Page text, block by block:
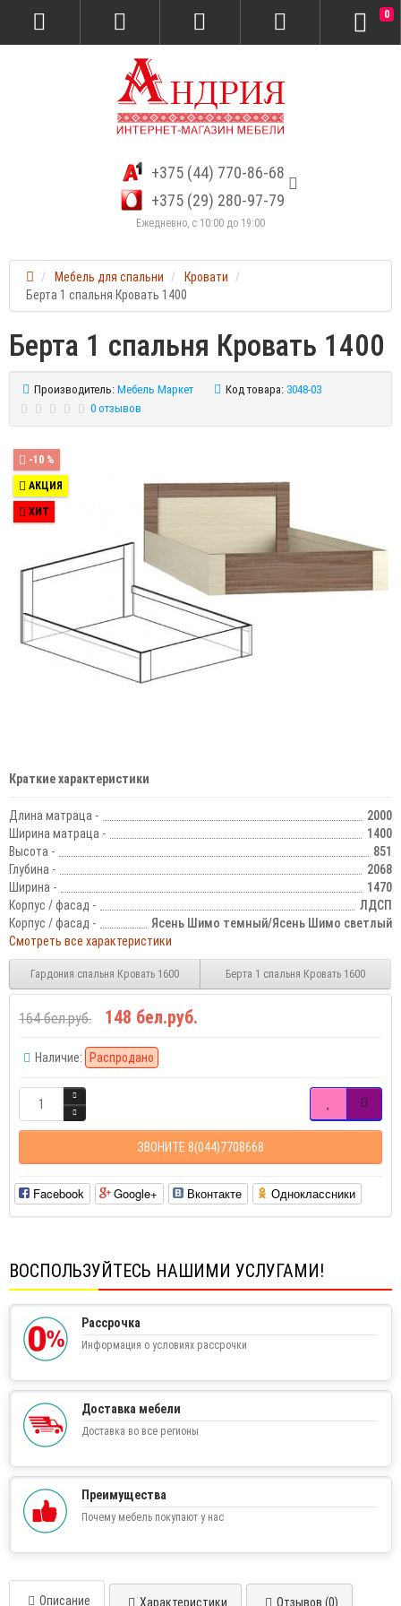
+375 (44) 770-86-68
+375 (29) 280-97-79
Ежедневно, с 10:00 до 19:00
0
Мебель для спальни
Кровати
Берта 1 спальня Кровать 1400
Берта 1 спальня Кровать 1400
Производитель: Мебель Маркет Код товара: 3048-03
0 отзывов
-10 %
АКЦИЯ
ХИТ
Краткие характеристики
Длина матраца -
2000
Ширина матраца -
1400
Высота -
851
Глубина -
2068
Ширина -
1470
Корпус / фасад -
ЛДСП
Корпус / фасад -
Ясень Шимо темный/Ясень Шимо светлый
Смотреть все характеристики
Гардония спальня Кровать 1600 Берта 1 спальня Кровать 1600
164 бел.руб. 148 бел.руб.
Наличие: Распродано
ЗВОНИТЕ 8(044)7708668
Facebook Google+ Вконтакте Одноклассники
ВОСПОЛЬЗУЙТЕСЬ НАШИМИ УСЛУГАМИ!
Рассрочка
Информация о условиях рассрочки
Доставка мебели
Доставка во все регионы
Преимущества
Почему мебель покупают у нас
Описание Характеристики Отзывов (0)